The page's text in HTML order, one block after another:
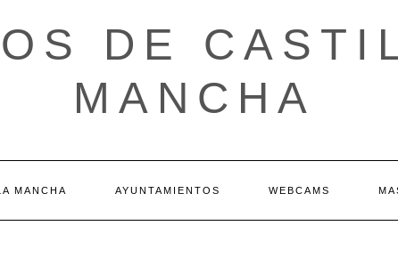
DE
MANCHA
MANCHA AYUNTAMIENTOS WEBCAMS